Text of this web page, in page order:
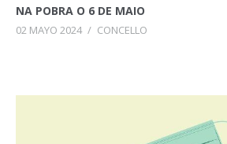
NA POBRA O 6 DE MAIO
02 MAYO 2024 / CONCELLO